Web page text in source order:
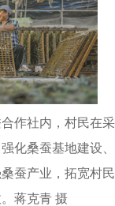
作社内，村民在采
化桑蚕基地建设、
蚕产业，拓宽村民
蒋克青 摄